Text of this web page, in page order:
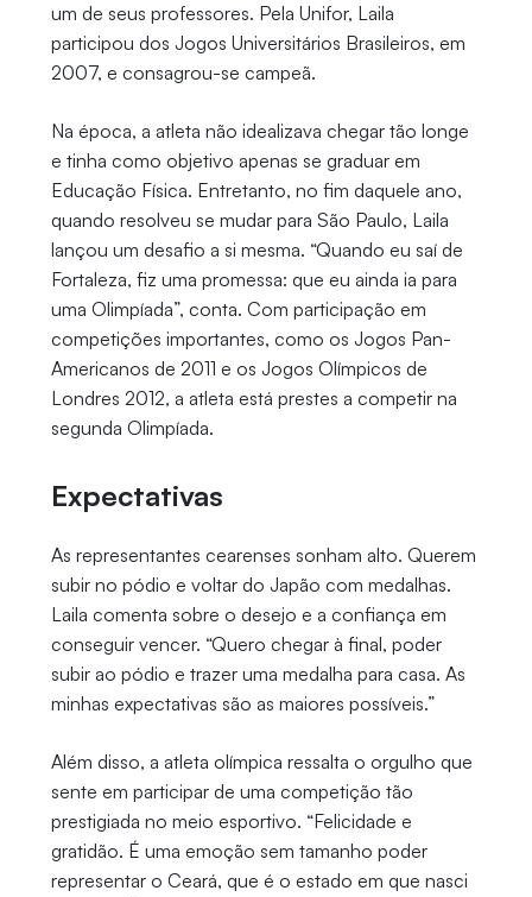
um de seus professores. Pela Unifor, Laila
participou dos Jogos Universitários Brasileiros, em
2007, e consagrou-se campeã.
Na época, a atleta não idealizava chegar tão longe
e tinha como objetivo apenas se graduar em
Educação Física. Entretanto, no fim daquele ano,
quando resolveu se mudar para São Paulo, Laila
lançou um desafio a si mesma. “Quando eu saí de
Fortaleza, fiz uma promessa: que eu ainda ia para
uma Olimpíada”, conta. Com participação em
competições importantes, como os Jogos Pan-
Americanos de 2011 e os Jogos Olímpicos de
Londres 2012, a atleta está prestes a competir na
segunda Olimpíada.
Expectativas
As representantes cearenses sonham alto. Querem
subir no pódio e voltar do Japão com medalhas.
Laila comenta sobre o desejo e a confiança em
conseguir vencer. “Quero chegar à final, poder
subir ao pódio e trazer uma medalha para casa. As
minhas expectativas são as maiores possíveis.”
Além disso, a atleta olímpica ressalta o orgulho que
sente em participar de uma competição tão
prestigiada no meio esportivo. “Felicidade e
gratidão. É uma emoção sem tamanho poder
representar o Ceará, que é o estado em que nasci